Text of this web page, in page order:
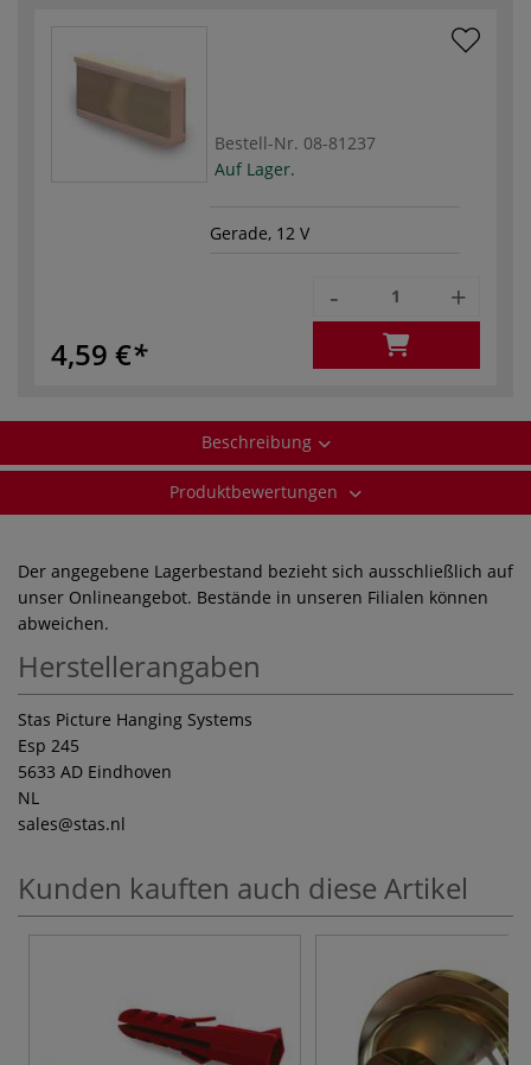
Bestell-Nr. 08-81237
Auf Lager.
Gerade, 12 V
4,59 €
- +
Beschreibung
Produktbewertungen
Der angegebene Lagerbestand bezieht sich ausschließlich auf
unser Onlineangebot. Bestände in unseren Filialen können
abweichen.
Herstellerangaben
Stas Picture Hanging Systems
Esp 245
5633 AD Eindhoven
NL
sales@stas.nl
Kunden kauften auch diese Artikel